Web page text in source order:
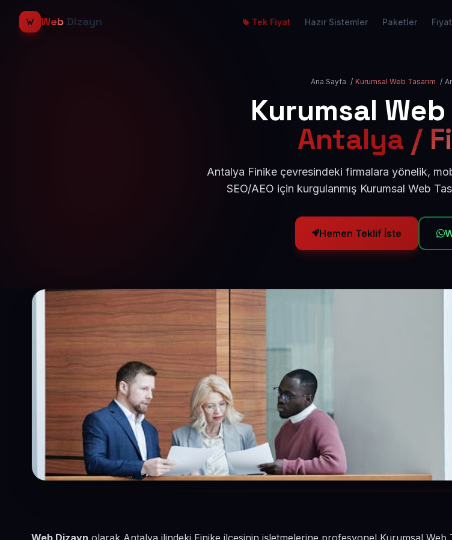
Web Dizayn Tek Fiyat Hazır Sistemler Paketler
Ana Sayfa / Kurumsal Web Tasarım /
Kurumsal Web
Antalya /
Antalya Finike çevresindeki firmalara yönelik,
SEO/AEO için kurgulanmış Kurumsal Web
Hemen Teklif İste
Web Dizayn olarak Antalya ilindeki Finike ilçesinin işletmelerine profesyonel Kurumsal Web